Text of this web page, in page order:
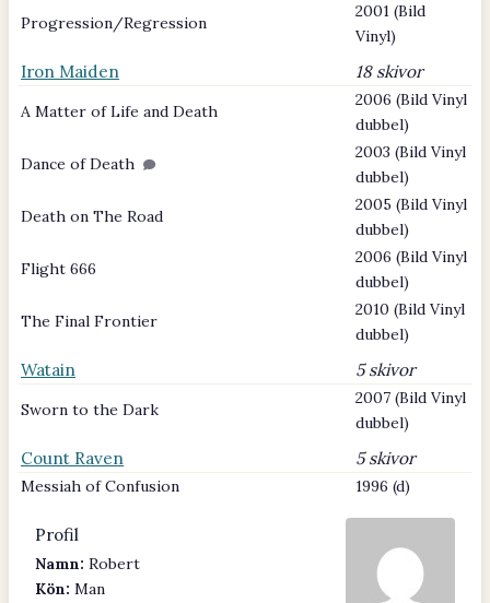
Progression/Regression
2001 (Bild
Vinyl)
Iron Maiden 18 skivor
A Matter of Life and Death
2006 (Bild Vinyl
dubbel)
Dance of Death
2003 (Bild Vinyl
dubbel)
Death on The Road
2005 (Bild Vinyl
dubbel)
Flight 666
2006 (Bild Vinyl
dubbel)
The Final Frontier
2010 (Bild Vinyl
dubbel)
Watain 5 skivor
Sworn to the Dark
2007 (Bild Vinyl
dubbel)
Count Raven 5 skivor
Messiah of Confusion 1996 (d)
Profil
Namn: Robert
Kön: Man